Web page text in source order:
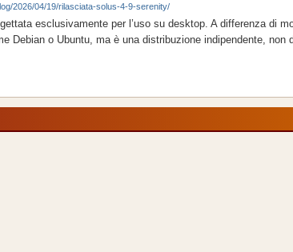
2026/04/19/rilasciata-solus-4-9-serenity/
esclusivamente per l’uso su desktop. A differenza di
Debian o Ubuntu, ma è una distribuzione indipendente, non